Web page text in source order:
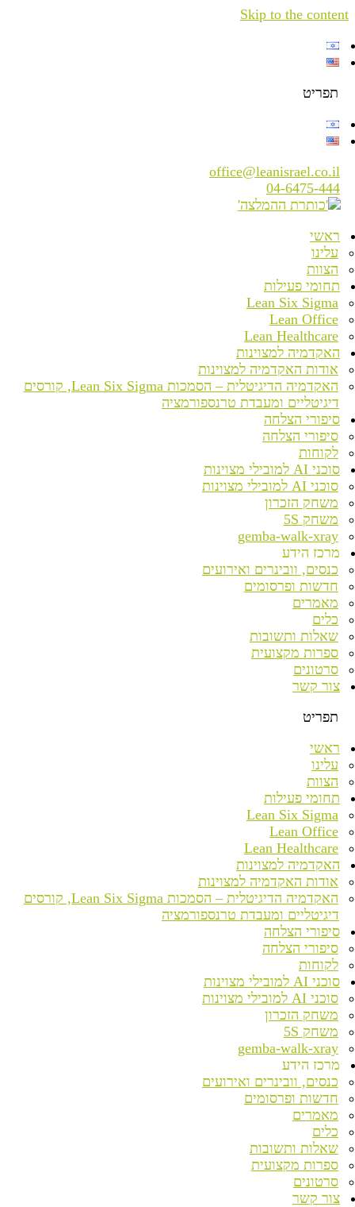
Skip to the content
תפריט
office@leanisrael.co.il
04-6475-444
ראשי
עלינו
הצוות
תחומי פעילות
Lean Six Sigma
Lean Office
Lean Healthcare
האקדמיה למצוינות
אודות האקדמיה למצוינות
האקדמיה הדיגיטלית – הסמכות Lean Six Sigma, קורסים
דיגיטליים ומעבדת טרנספורמציה
סיפורי הצלחה
סיפורי הצלחה
לקוחות
סוכני AI למובילי מצוינות
סוכני AI למובילי מצוינות
משחק הזכרון
משחק 5S
gemba-walk-xray
מרכז הידע
כנסים, וובינרים ואירועים
חדשות ופרסומים
מאמרים
כלים
שאלות ותשובות
ספרות מקצועית
סרטונים
צור קשר
תפריט
ראשי
עלינו
הצוות
תחומי פעילות
Lean Six Sigma
Lean Office
Lean Healthcare
האקדמיה למצוינות
אודות האקדמיה למצוינות
האקדמיה הדיגיטלית – הסמכות Lean Six Sigma, קורסים
דיגיטליים ומעבדת טרנספורמציה
סיפורי הצלחה
סיפורי הצלחה
לקוחות
סוכני AI למובילי מצוינות
סוכני AI למובילי מצוינות
משחק הזכרון
משחק 5S
gemba-walk-xray
מרכז הידע
כנסים, וובינרים ואירועים
חדשות ופרסומים
מאמרים
כלים
שאלות ותשובות
ספרות מקצועית
סרטונים
צור קשר